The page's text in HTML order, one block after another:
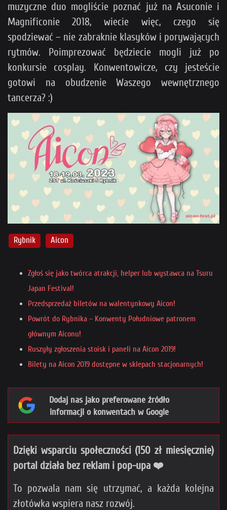
muzyczne duo mogliście poznać już na Asuconie i
Magnificonie 2018, wiecie więc, czego się
spodziewać – nie zabraknie klasyków i porywających
rytmów. Poimprezować będziecie mogli już po
konkursie cosplay. Konwentowicze, czy jesteście
gotowi na obudzenie Waszego wewnętrznego
tancerza? :)
Rybnik Aicon
Zgłoś się jako twórca atrakcji, helper lub wystawca na Tsuru
Japan Festival!
Przedsprzedaż biletów na walentynkowy Aicon!
Powrót do Rybnika – Konwenty Południowe patronem
głównym Aiconu!
Ruszyły zgłoszenia stoisk i paneli na Aicon 2019!
Bilety na Aicon 2019 dostępne w sklepach stacjonarnych!
Dodaj nas jako preferowane źródło
informacji o konwentach w Google
Dzięki wsparciu społeczności (150 zł miesięcznie)
portal działa bez reklam i pop-upa ❤️
To pozwala nam się utrzymać, a każda kolejna
złotówka wspiera nasz rozwój.